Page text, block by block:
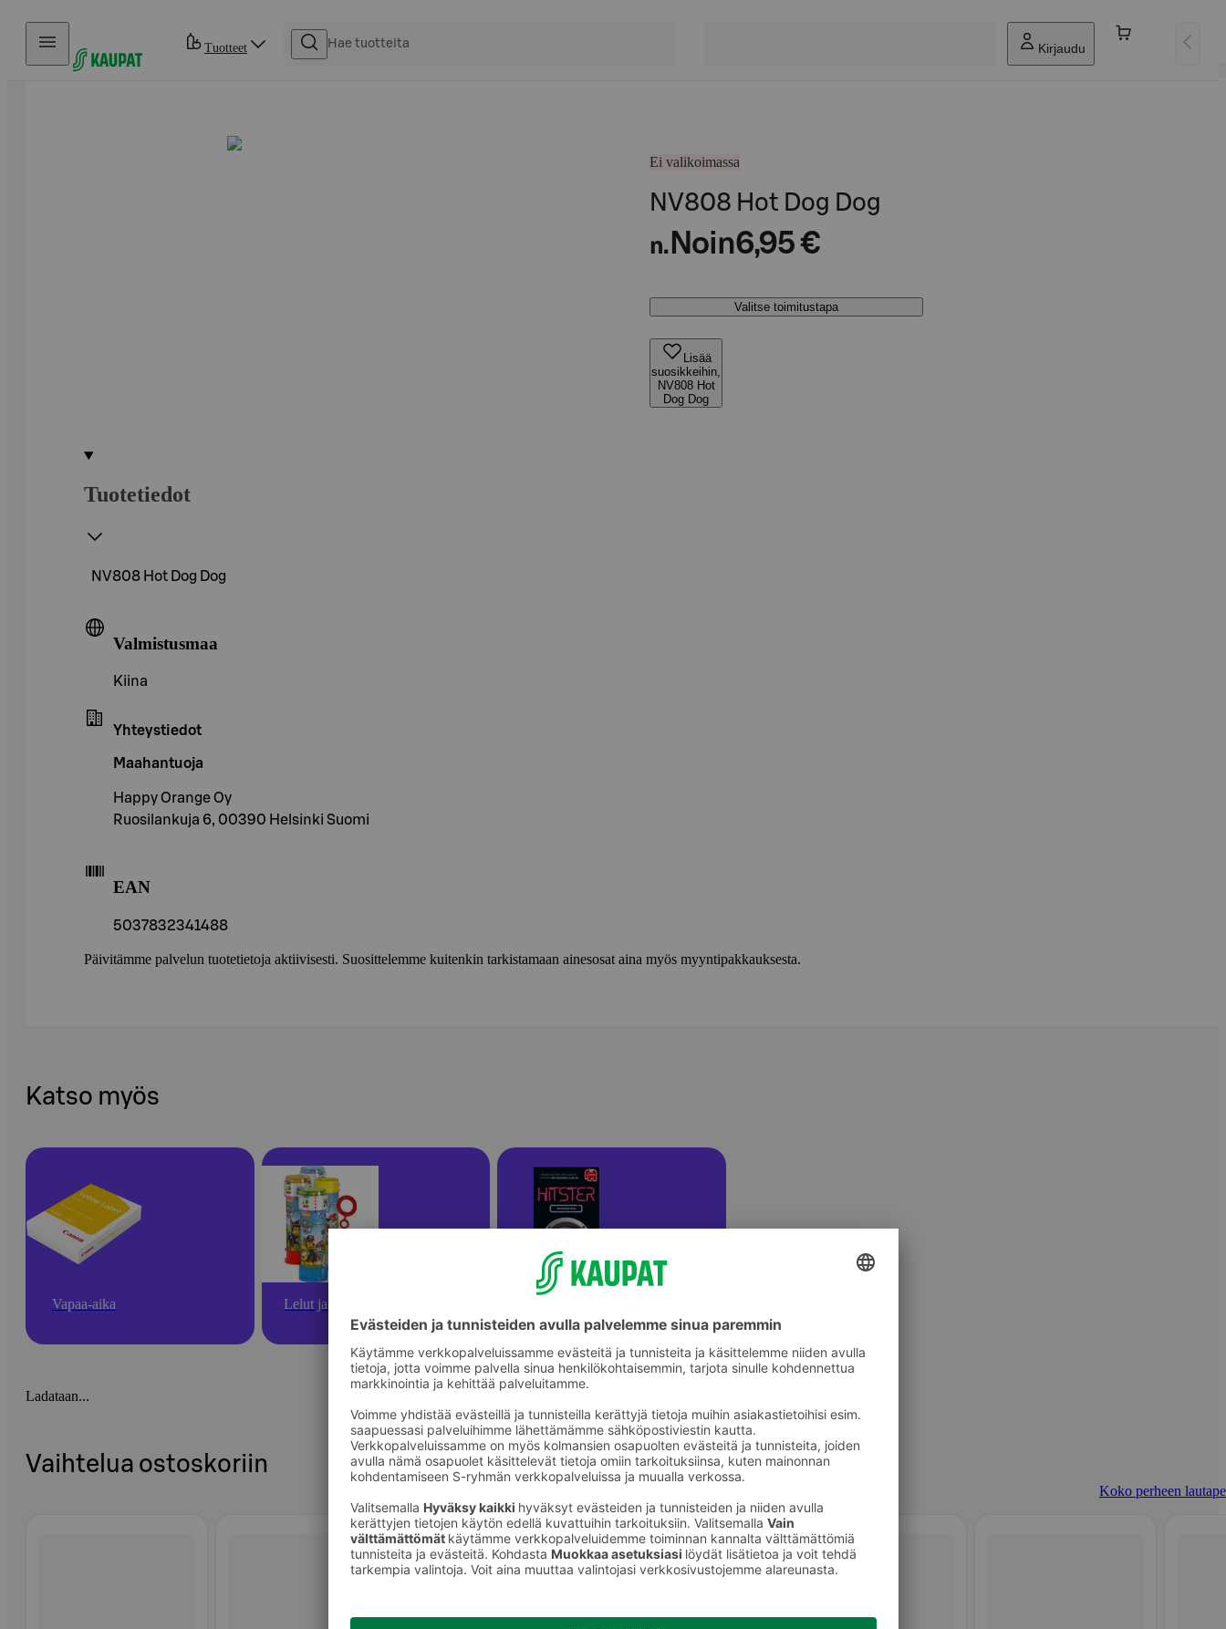
Hyppää sisältöön
Tuotteet Kirjaudu
Ei valikoimassa
NV808 Hot Dog Dog
n. Noin6,95 €
Valitse toimitustapa
Lisää
suosikkeihin,
NV808 Hot
Dog Dog
Tuotetiedot
NV808 Hot Dog Dog
Valmistusmaa
Kiina
Yhteystiedot
Maahantuoja
Happy Orange Oy
Ruosilankuja 6, 00390 Helsinki Suomi
EAN
5037832341488
Päivitämme palvelun tuotetietoja aktiivisesti. Suosittelemme kuitenkin tarkistamaan ainesosat aina myös myyntipakkauksesta.
Katso myös
Vapaa-aika Lelut ja pelit
Ladataan...
Vaihtelua ostoskoriin
Koko perheen